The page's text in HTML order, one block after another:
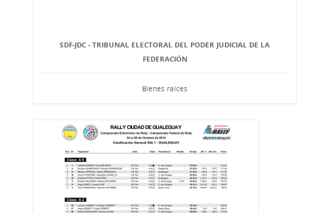
SDF-JDC - TRIBUNAL ELECTORAL DEL PODER JUDICIAL DE LA
FEDERACIÓN
Bienes raíces